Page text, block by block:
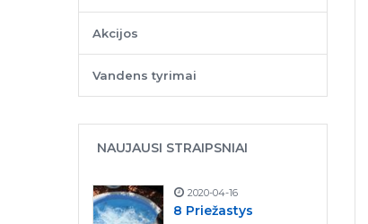
Akcijos
Vandens tyrimai
NAUJAUSI STRAIPSNIAI
2020-04-16
8 Priežastys